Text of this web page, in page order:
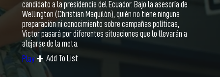
candidato a la presidencia del Ecuador. Bajo la asesoría de
Wellington (Christian Maquilón), quién no tiene ninguna
preparación ni conocimiento sobre campañas políticas,
Victor pasará por diferentes situaciones que lo llevarán a
alejarse de la meta.
Play
Add To List